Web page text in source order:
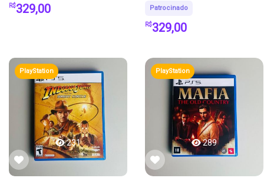
R$329,00 Patrocinado
R$329,00
231
PlayStation
289
PlayStation